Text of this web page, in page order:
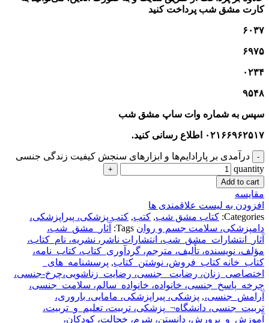
کارت مشق شب پرداخت کنید
۶۰۳۷
۶۹۷۵
۰۲۳۴
۹۵۴۸
سپس به شماره وات ساپ مشق شب
۰۲۱۶۶۹۶۲۵۱۷ اطلاع رسانی کنید.
درآمدی بر پارادايم‌ها و ابزارهای سنجش كيفيت زندگی جنسی
quantity
Add to cart
مقایسه
افزودن به لیست علاقمندی ها
Categories: کتاب مشق شب, کتب, کتب پزشکی، پیراپزشکی،
دامپزشکی، سلامت جسم و روان Tags:
آثار_مشق_شب،
آثار_انتشارات_مشق_شب، انتشارات ناشر، نشریه، نام_کتاب،
مؤلف، نویسنده، تألیف، مترجم، گردآوری_کتاب، کتاب_نامه،
کتاب_خانه کتاب_فروش، نوشتن_کتاب, پرسشنامه_‌های_
اختصاصی_زنان، رضایت _جنسی، رضایت_زناشویی،چرخ-جنسی،
چرخه_پاسخ_جنسی، خانواده، خانواده_سالم، سلامت_جنسی،
آرامش_جنسی،, پزشکی، پیراپزشکی، مامایی، باروری،
تربیت_جنسی، دانشگاه¬_پزشکی، تربیت، تعلیم_و_تربیت،
آموزش_و_پرورش، دانستن، شرم، خجالت، کودکان،